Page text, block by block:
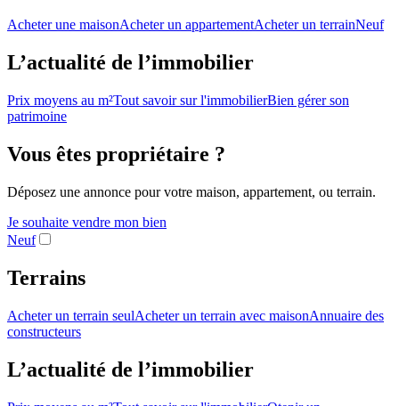
Acheter une maisonAcheter un appartementAcheter un terrainNeuf
L’actualité de l’immobilier
Prix moyens au m²Tout savoir sur l'immobilierBien gérer son
patrimoine
Vous êtes propriétaire ?
Déposez une annonce pour votre maison, appartement, ou terrain.
Je souhaite vendre mon bien
Neuf
Terrains
Acheter un terrain seulAcheter un terrain avec maisonAnnuaire des
constructeurs
L’actualité de l’immobilier